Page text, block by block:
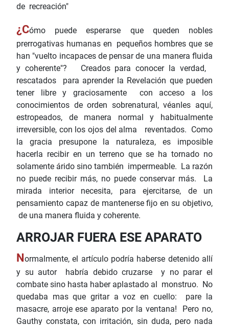
de recreación"
¿Cómo puede esperarse que queden nobles
prerrogativas humanas en pequeños hombres que se
han "vuelto incapaces de pensar de una manera fluida
y coherente"? Creados para conocer la verdad,
rescatados para aprender la Revelación que pueden
tener libre y graciosamente con acceso a los
conocimientos de orden sobrenatural, véanles aquí,
estropeados, de manera normal y habitualmente
irreversible, con los ojos del alma reventados. Como
la gracia presupone la naturaleza, es imposible
hacerla recibir en un terreno que se ha tornado no
solamente árido sino también impermeable. La razón
no puede recibir más, no puede conservar más. La
mirada interior necesita, para ejercitarse, de un
pensamiento capaz de mantenerse fijo en su objetivo,
de una manera fluida y coherente.
ARROJAR FUERA ESE APARATO
Normalmente, el artículo podría haberse detenido allí
y su autor habría debido cruzarse y no parar el
combate sino hasta haber aplastado al monstruo. No
quedaba mas que gritar a voz en cuello: pare la
masacre, arroje ese aparato por la ventana! Pero no,
Gauthy constata, con irritación, sin duda, pero nada